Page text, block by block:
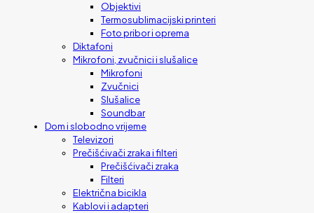
Objektivi
Termosublimacijski printeri
Foto pribor i oprema
Diktafoni
Mikrofoni, zvučnici i slušalice
Mikrofoni
Zvučnici
Slušalice
Soundbar
Dom i slobodno vrijeme
Televizori
Prečišćivači zraka i filteri
Prečišćivači zraka
Filteri
Električna bicikla
Kablovi i adapteri